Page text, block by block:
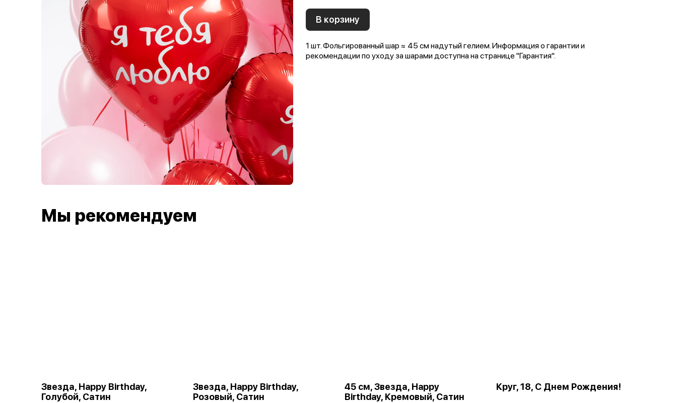
В корзину
1 шт. Фольгированный шар ≈ 45 см надутый гелием. Информация о гарантии и
рекомендации по уходу за шарами доступна на странице "Гарантия".
Мы рекомендуем
Звезда, Happy Birthday,
Голубой, Сатин
Звезда, Happy Birthday,
Розовый, Сатин
45 см, Звезда, Happy
Birthday, Кремовый, Сатин
Круг, 18, С Днем Рождения!